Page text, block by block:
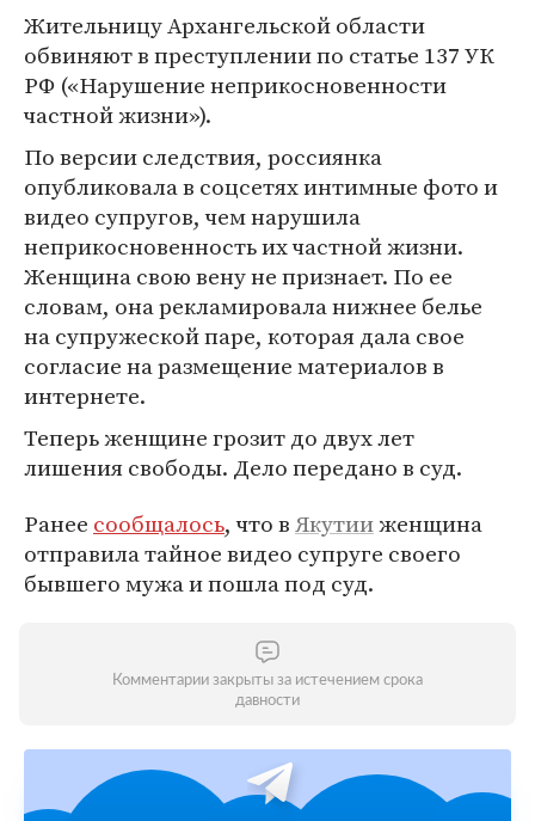
Жительницу Архангельской области
обвиняют в преступлении по статье 137 УК
РФ («Нарушение неприкосновенности
частной жизни»).
По версии следствия, россиянка
опубликовала в соцсетях интимные фото и
видео супругов, чем нарушила
неприкосновенность их частной жизни.
Женщина свою вену не признает. По ее
словам, она рекламировала нижнее белье
на супружеской паре, которая дала свое
согласие на размещение материалов в
интернете.
Теперь женщине грозит до двух лет
лишения свободы. Дело передано в суд.
Ранее сообщалось, что вЯкутииженщина
отправила тайное видео супруге своего
бывшего мужа и пошла под суд.
Комментарии закрыты за истечением срока
давности